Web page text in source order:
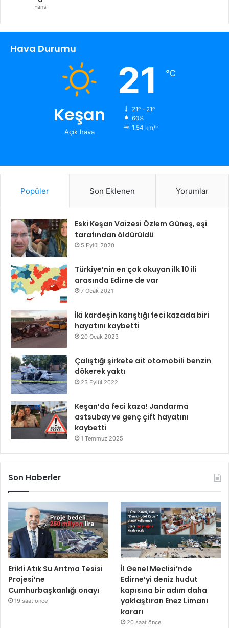
Fans
Hava Durumu
Keşan
Açık hava
21 ℃
21º - 21º
60%
1.54 km/h
Popüler Son Eklenen Yorumlar
Eski Keşan Vaizesi Özlem Güneş, eşi
tarafından öldürüldü
5 Eylül 2020
Türkiye’nin en çok okuyan ilk 10 ili
arasında Edirne de var
7 Ocak 2021
İki kardeşin karıştığı feci kazada biri
hayatını kaybetti
20 Ocak 2023
Çalıştığı şirkete ait otomobili benzin
dökerek yaktı
23 Eylül 2022
Keşan’da feci kaza! Jandarma
astsubay ve genç çift hayatını
kaybetti
1 Temmuz 2025
Son Haberler
Erikli Atık Su Arıtma Tesisi
Projesi’ne
Cumhurbaşkanlığı onayı
19 saat önce
İl Genel Meclisi’nde
Edirne’yi deniz hudut
kapısına bir adım daha
yaklaştıran Enez Limanı
kararı
20 saat önce